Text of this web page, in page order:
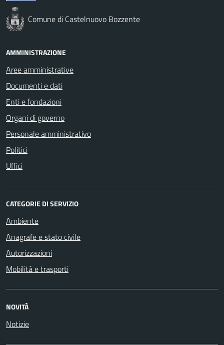
Comune di Castelnuovo Bozzente
AMMINISTRAZIONE
Aree amministrative
Documenti e dati
Enti e fondazioni
Organi di governo
Personale amministrativo
Politici
Uffici
CATEGORIE DI SERVIZIO
Ambiente
Anagrafe e stato civile
Autorizzazioni
Mobilità e trasporti
NOVITÀ
Notizie